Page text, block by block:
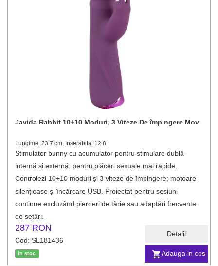
Adauga in cos
Detalii
Javida Rabbit 10+10 Moduri, 3 Viteze De împingere Mov
Lungime: 23.7 cm, Inserabila: 12.8
Stimulator bunny cu acumulator pentru stimulare dublă
internă și externă, pentru plăceri sexuale mai rapide.
Controlezi 10+10 moduri și 3 viteze de împingere; motoare
silențioase și încărcare USB. Proiectat pentru sesiuni
continue excluzând pierderi de tărie sau adaptări frecvente
de setări.
287 RON
Cod: SL181436
In stoc